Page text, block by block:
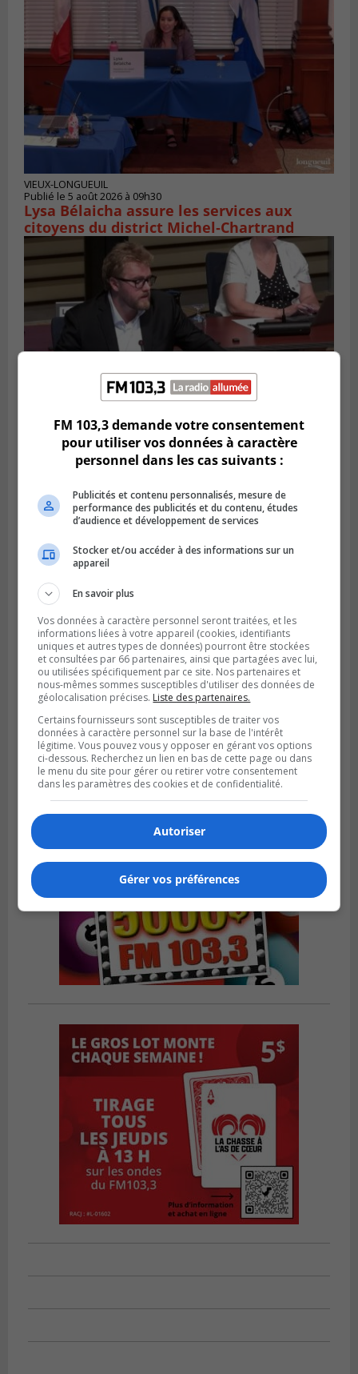
VIEUX-LONGUEUIL
Publié le 5 août 2026 à 09h30
Lysa Bélaicha assure les services aux
citoyens du district Michel‑Chartrand
LONGUEUIL
Publié le 4 août 2026 à 08h28
Longueuil demande de reporter une
VIEUX-LONGUEUIL
Le Livre bleu rassemble 200 curieux à
Longueuil
FM 103,3 demande votre consentement
pour utiliser vos données à caractère
personnel dans les cas suivants :
Publicités et contenu personnalisés, mesure de
performance des publicités et du contenu, études
d’audience et développement de services
Stocker et/ou accéder à des informations sur un
appareil
En savoir plus
Vos données à caractère personnel seront traitées, et les
informations liées à votre appareil (cookies, identifiants
uniques et autres types de données) pourront être stockées
et consultées par 66 partenaires, ainsi que partagées avec lui,
ou utilisées spécifiquement par ce site. Nos partenaires et
nous-mêmes sommes susceptibles d'utiliser des données de
géolocalisation précises. Liste des partenaires.
Certains fournisseurs sont susceptibles de traiter vos
données à caractère personnel sur la base de l'intérêt
légitime. Vous pouvez vous y opposer en gérant vos options
ci-dessous. Recherchez un lien en bas de cette page ou dans
le menu du site pour gérer ou retirer votre consentement
dans les paramètres des cookies et de confidentialité.
Autoriser
Gérer vos préférences